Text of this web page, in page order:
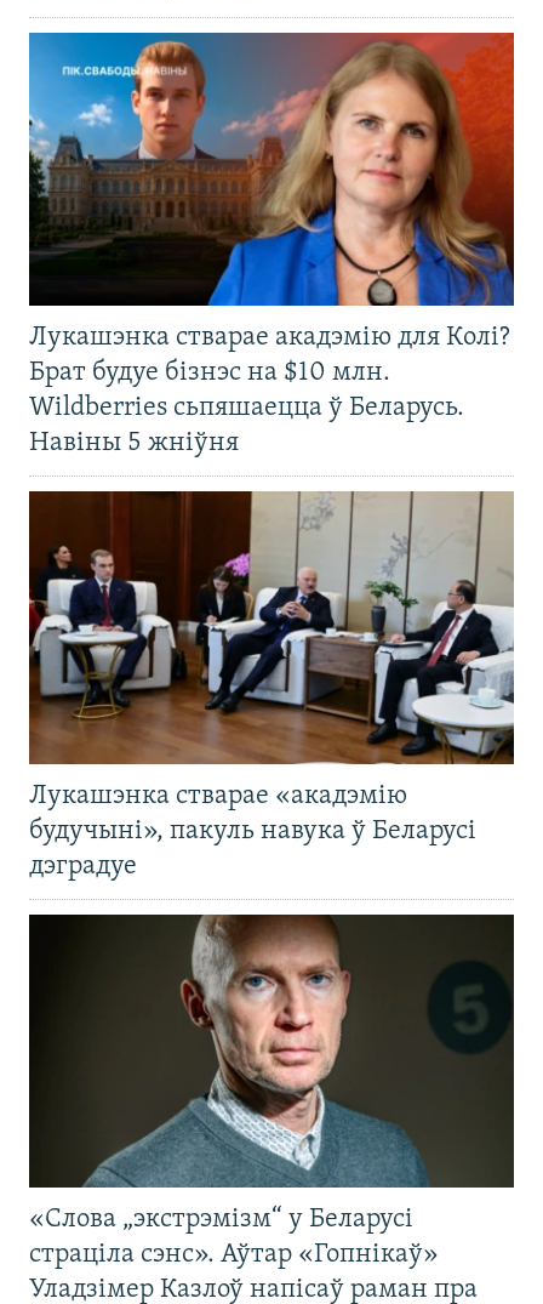
Лукашэнка стварае акадэмію для Колі?
Брат будуе бізнэс на $10 млн.
Wildberries сьпяшаецца ў Беларусь.
Навіны 5 жніўня
Лукашэнка стварае «акадэмію
будучыні», пакуль навука ў Беларусі
дэградуе
«Слова „экстрэмізм“ у Беларусі
страціла сэнс». Аўтар «Гопнікаў»
Уладзімер Казлоў напісаў раман пра